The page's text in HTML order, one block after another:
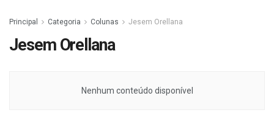
Principal Categoria Colunas Jesem Orellana
Jesem Orellana
Nenhum conteúdo disponível